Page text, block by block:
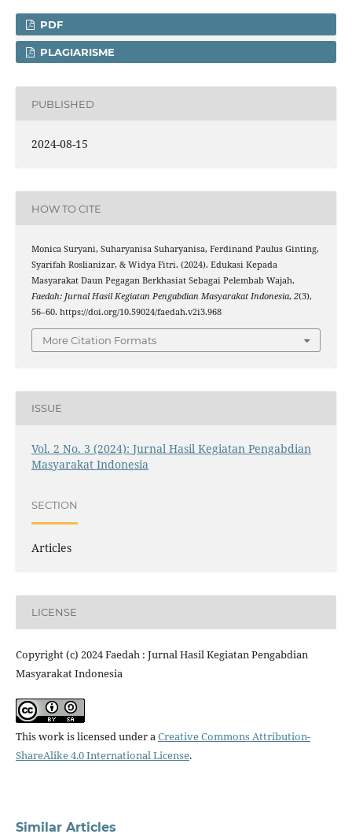
PDF
PLAGIARISME
PUBLISHED
2024-08-15
HOW TO CITE
Monica Suryani, Suharyanisa Suharyanisa, Ferdinand Paulus Ginting,
Syarifah Roslianizar, & Widya Fitri. (2024). Edukasi Kepada
Masyarakat Daun Pegagan Berkhasiat Sebagai Pelembab Wajah.
Faedah: Jurnal Hasil Kegiatan Pengabdian Masyarakat Indonesia, 2(3),
56–60. https://doi.org/10.59024/faedah.v2i3.968
More Citation Formats
ISSUE
Vol. 2 No. 3 (2024): Jurnal Hasil Kegiatan Pengabdian
Masyarakat Indonesia
SECTION
Articles
LICENSE
Copyright (c) 2024 Faedah : Jurnal Hasil Kegiatan Pengabdian
Masyarakat Indonesia
This work is licensed under aCreative Commons Attribution-
ShareAlike 4.0 International License.
Similar Articles